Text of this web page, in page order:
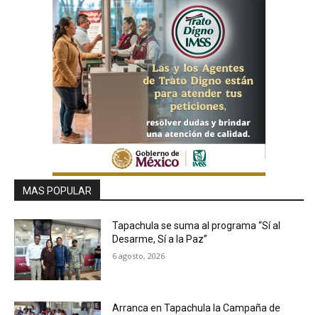
MAS POPULAR
Tapachula se suma al programa “Sí al
Desarme, Sí a la Paz”
6 agosto, 2026
Arranca en Tapachula la Campaña de